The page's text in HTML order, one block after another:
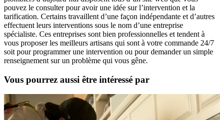
pouvez le consulter pour avoir une idée sur l’intervention et la
tarification. Certains travaillent d’une façon indépendante et d’autres
effectuent leurs interventions sous le nom d’une entreprise
spécialiste. Ces entreprises sont bien professionnelles et tendent à
vous proposer les meilleurs artisans qui sont à votre commande 24/7
soit pour programmer une intervention ou pour demander un simple
renseignement sur un problème qui vous gêne.
Vous pourrez aussi être intéressé par